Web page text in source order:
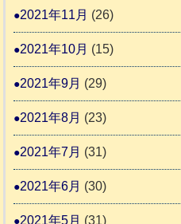
2021年11月 (26)
2021年10月 (15)
2021年9月 (29)
2021年8月 (23)
2021年7月 (31)
2021年6月 (30)
2021年5月 (31)